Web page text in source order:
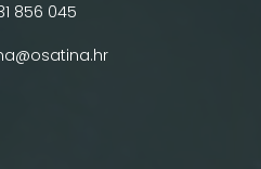
856 045